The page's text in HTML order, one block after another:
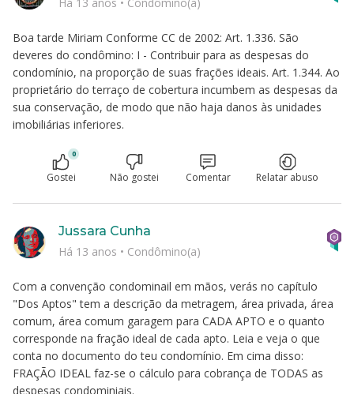
Boa tarde Miriam Conforme CC de 2002: Art. 1.336. São
deveres do condômino: I - Contribuir para as despesas do
condomínio, na proporção de suas frações ideais. Art. 1.344. Ao
proprietário do terraço de cobertura incumbem as despesas da
sua conservação, de modo que não haja danos às unidades
imobiliárias inferiores.
0
Gostei Não gostei Comentar Relatar abuso
Com a convenção condominail em mãos, verás no capítulo
"Dos Aptos" tem a descrição da metragem, área privada, área
comum, área comum garagem para CADA APTO e o quanto
corresponde na fração ideal de cada apto. Leia e veja o que
conta no documento do teu condomínio. Em cima disso:
FRAÇÃO IDEAL faz-se o cálculo para cobrança de TODAS as
despesas condominiais.
Jussara Cunha
Há 13 anos • Condômino(a)